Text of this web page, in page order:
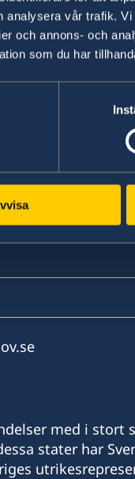
analysera vår trafik.
och annons- och
som du har
med i stort
stater har